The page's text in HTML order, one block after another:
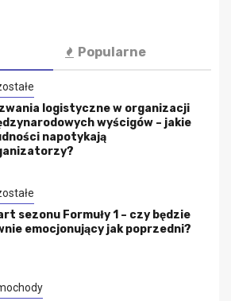
Popularne
logistyczne w organizacji
wyścigów – jakie
napotykają
sezonu Formuły 1 – czy będzie
emocjonujący jak poprzedni?